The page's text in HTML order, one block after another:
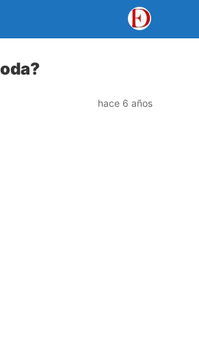
hace 6 años